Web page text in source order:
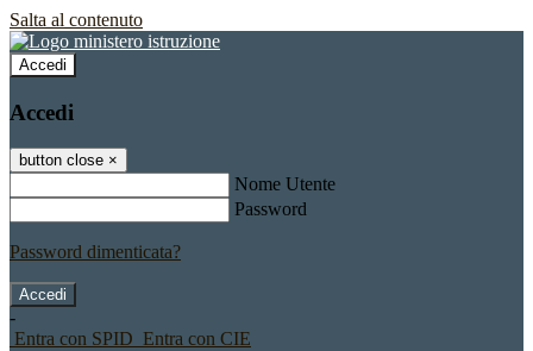
Salta al contenuto
Accedi
Accedi
button close ×
Nome Utente
Password
Password dimenticata?
-
Entra con SPID Entra con CIE